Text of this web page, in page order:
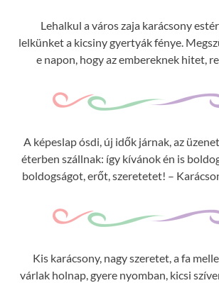
Lehalkul a város zaja karácsony
lelkünket a kicsiny gyertyák fénye.
e napon, hogy az embereknek hitet,
A képeslap ósdi, új idők járnak, az
éterben szállnak: így kívánok én is
boldogságot, erőt, szeretetet! –
Kis karácsony, nagy szeretet, a fa
várlak holnap, gyere nyomban, kicsi